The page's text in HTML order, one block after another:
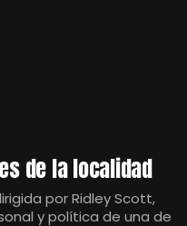
de la localidad
por Ridley Scott,
y política de una de